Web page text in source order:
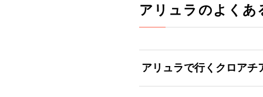
アリュラのよくあ
アリュラで行くクロアチ